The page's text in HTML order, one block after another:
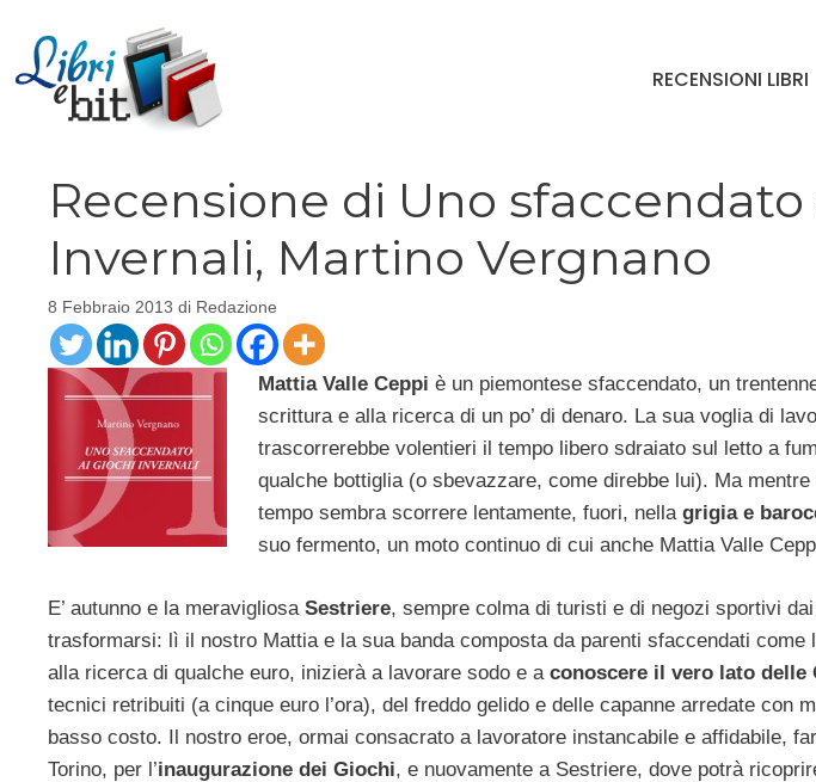
contenuto
RECENSIONI LIBRI
Recensione di Uno sfaccendato
Invernali, Martino Vergnano
8 Febbraio 2013 di Redazione
Mattia Valle Ceppi è un piemontese sfaccendato, un
scrittura e alla ricerca di un po’ di denaro. La sua voglia di
trascorrerebbe volentieri il tempo libero sdraiato sul letto a
qualche bottiglia (o sbevazzare, come direbbe lui). Ma
tempo sembra scorrere lentamente, fuori, nella grigia e
suo fermento, un moto continuo di cui anche Mattia Valle
E’ autunno e la meravigliosa Sestriere, sempre colma di turisti e di negozi sportivi
trasformarsi: lì il nostro Mattia e la sua banda composta da parenti sfaccendati
alla ricerca di qualche euro, inizierà a lavorare sodo e a conoscere il vero lato delle
tecnici retribuiti (a cinque euro l’ora), del freddo gelido e delle capanne arredate con
basso costo. Il nostro eroe, ormai consacrato a lavoratore instancabile e affidabile,
Torino, per l’inaugurazione dei Giochi, e nuovamente a Sestriere, dove potrà